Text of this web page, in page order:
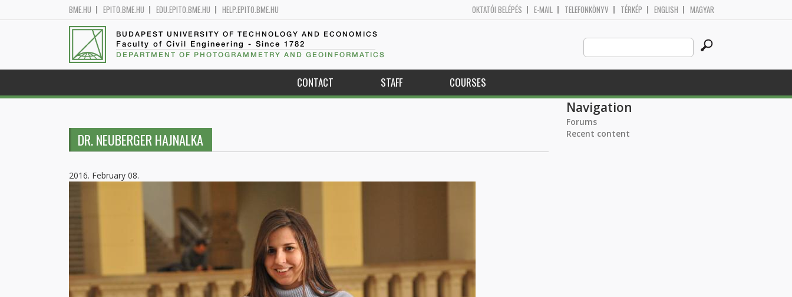
BME.HU EPITO.BME.HU EDU.EPITO.BME.HU HELP.EPITO.BME.HU OKTATÓI BELÉPÉS E-MAIL TELEFONKÖNYV TÉRKÉP ENGLISH MAGYAR
BUDAPEST UNIVERSITY OF TECHNOLOGY AND ECONOMICS
Faculty of Civil Engineering - Since 1782
DEPARTMENT OF PHOTOGRAMMETRY AND GEOINFORMATICS
Search
this
site
CONTACT STAFF COURSES
DR. NEUBERGER HAJNALKA
2016. February 08.
Navigation
Forums
Recent content